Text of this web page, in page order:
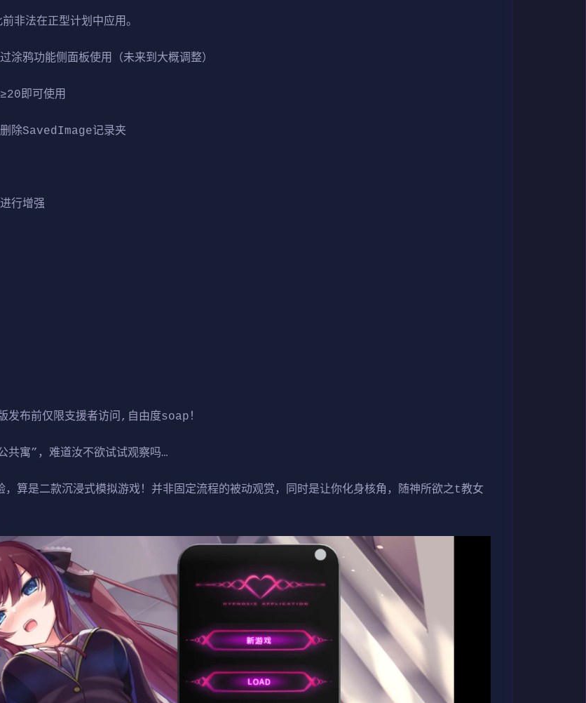
非法在正型计划中应用。
涂鸦功能侧面板使用（未来到大概调整）
即可使用
删除SavedImage记录夹
行增强
布前仅限支援者访问,自由度soap！
共寓”，难道汝不欲试试观察吗…
算是二款沉浸式模拟游戏！并非固定流程的被动观赏，同时是让你化身核角，随神所欲之t教女